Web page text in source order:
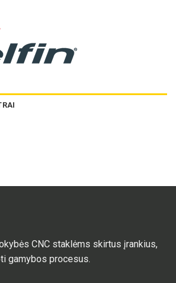
CNC staklėms skirtus įrankius,
gamybos procesus.